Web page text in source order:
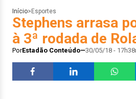
Início> Esportes
Stephens arrasa
à 3ª rodada de
PorEstadão Conteúdo 30/05/18 -